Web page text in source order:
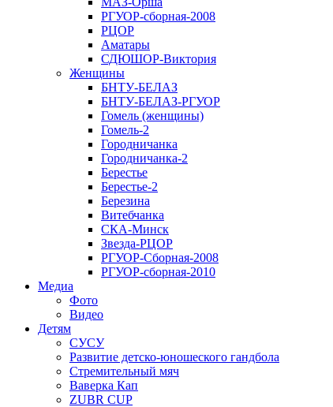
РГУОР-сборная-2008
РЦОР
Аматары
СДЮШОР-Виктория
Женщины
БНТУ-БЕЛАЗ
БНТУ-БЕЛАЗ-РГУОР
Гомель (женщины)
Гомель-2
Городничанка
Городничанка-2
Берестье
Берестье-2
Березина
Витебчанка
СКА-Минск
Звезда-РЦОР
РГУОР-Сборная-2008
РГУОР-сборная-2010
Медиа
Фото
Видео
Детям
СУСУ
Развитие детско-юношеского гандбола
Стремительный мяч
Ваверка Кап
ZUBR CUP